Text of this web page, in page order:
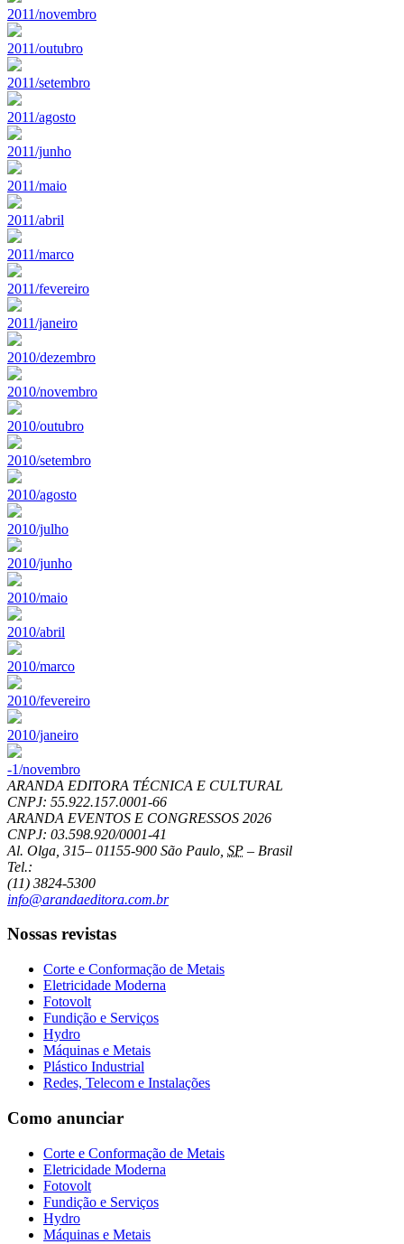
2011/novembro
2011/outubro
2011/setembro
2011/agosto
2011/junho
2011/maio
2011/abril
2011/marco
2011/fevereiro
2011/janeiro
2010/dezembro
2010/novembro
2010/outubro
2010/setembro
2010/agosto
2010/julho
2010/junho
2010/maio
2010/abril
2010/marco
2010/fevereiro
2010/janeiro
-1/novembro
ARANDA EDITORA TÉCNICA E CULTURAL
CNPJ: 55.922.157.0001-66
ARANDA EVENTOS E CONGRESSOS 2026
CNPJ: 03.598.920/0001-41
Al. Olga, 315– 01155-900 São Paulo SP – Brasil
Tel.:
(11) 3824-5300
info@arandaeditora.com.br
Nossas revistas
Corte e Conformação de Metais
Eletricidade Moderna
Fotovolt
Fundição e Serviços
Hydro
Máquinas e Metais
Plástico Industrial
Redes, Telecom e Instalações
Como anunciar
Corte e Conformação de Metais
Eletricidade Moderna
Fotovolt
Fundição e Serviços
Hydro
Máquinas e Metais